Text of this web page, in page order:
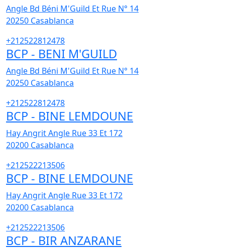
Angle Bd Béni M'Guild Et Rue N° 14
20250 Casablanca
+212522812478
BCP - BENI M'GUILD
Angle Bd Béni M'Guild Et Rue N° 14
20250 Casablanca
+212522812478
BCP - BINE LEMDOUNE
Hay Angrit Angle Rue 33 Et 172
20200 Casablanca
+212522213506
BCP - BINE LEMDOUNE
Hay Angrit Angle Rue 33 Et 172
20200 Casablanca
+212522213506
BCP - BIR ANZARANE